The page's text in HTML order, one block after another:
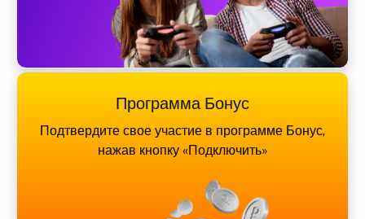
Программа Бонус
Подтвердите свое участие в программе Бонус,
нажав кнопку «Подключить»